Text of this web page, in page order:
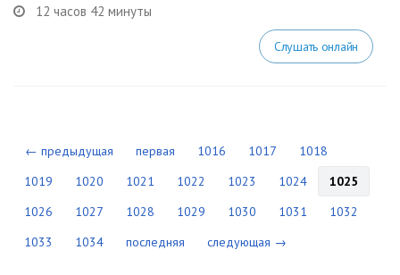
12 часов 42 минуты
Слушать онлайн
← предыдущая первая 1016 1017
1018
1019
1020 1021 1022 1023 1024
1025
1026
1027 1028 1029 1030 1031
1032
1033
1034 последняя следующая →